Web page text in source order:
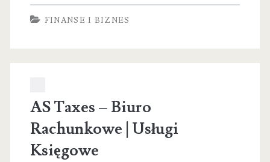
FINANSE I BIZNES
AS Taxes – Biuro
Rachunkowe | Usługi
Księgowe